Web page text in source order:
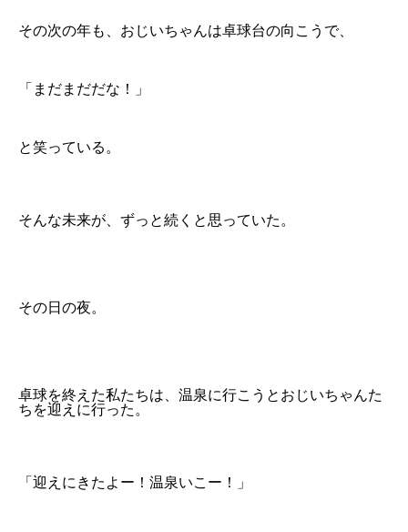
その次の年も、おじいちゃんは卓球台の向こうで、
「まだまだだな！」
と笑っている。
そんな未来が、ずっと続くと思っていた。
その日の夜。
卓球を終えた私たちは、温泉に行こうとおじいちゃんた
ちを迎えに行った。
「迎えにきたよー！温泉いこー！」